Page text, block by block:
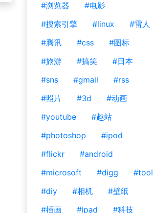
#浏览器
#电影
#搜索引擎
#linux
#雷人
#腾讯
#css
#图标
#旅游
#搞笑
#日本
#sns
#gmail
#rss
#照片
#3d
#动画
#youtube
#趣站
#photoshop
#ipod
#flickr
#android
#microsoft
#digg
#tool
#diy
#相机
#壁纸
#插画
#ipad
#科技